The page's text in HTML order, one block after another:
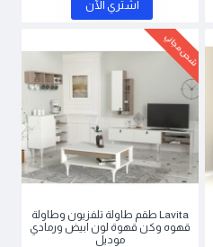
اشتري اﻵن
شحن مجاني
Lavita طقم طاولة تلفزيون وطاولة
قهوه وكن قهوة لون ابيض ورمادي
موديل